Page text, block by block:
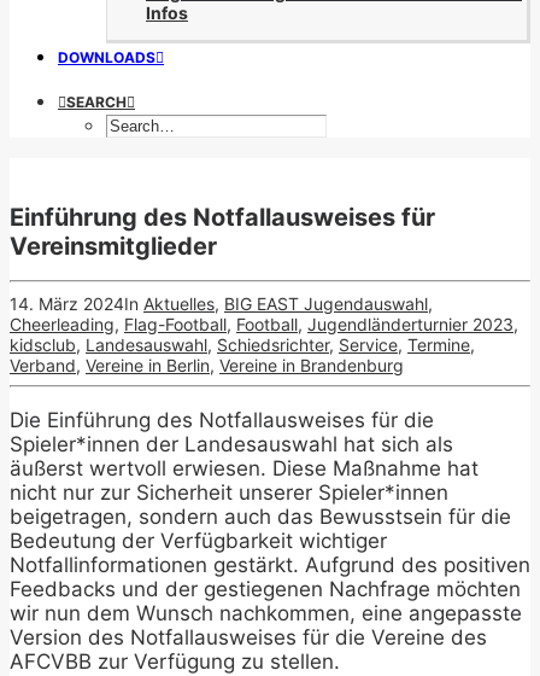
Infos
DOWNLOADS
SEARCH
Einführung des Notfallausweises für
Vereinsmitglieder
14. März 2024In Aktuelles, BIG EAST Jugendauswahl,
Cheerleading, Flag-Football, Football, Jugendländerturnier 2023,
kidsclub, Landesauswahl, Schiedsrichter, Service, Termine,
Verband, Vereine in Berlin, Vereine in Brandenburg
Die Einführung des Notfallausweises für die
Spieler*innen der Landesauswahl hat sich als
äußerst wertvoll erwiesen. Diese Maßnahme hat
nicht nur zur Sicherheit unserer Spieler*innen
beigetragen, sondern auch das Bewusstsein für die
Bedeutung der Verfügbarkeit wichtiger
Notfallinformationen gestärkt. Aufgrund des positiven
Feedbacks und der gestiegenen Nachfrage möchten
wir nun dem Wunsch nachkommen, eine angepasste
Version des Notfallausweises für die Vereine des
AFCVBB zur Verfügung zu stellen.